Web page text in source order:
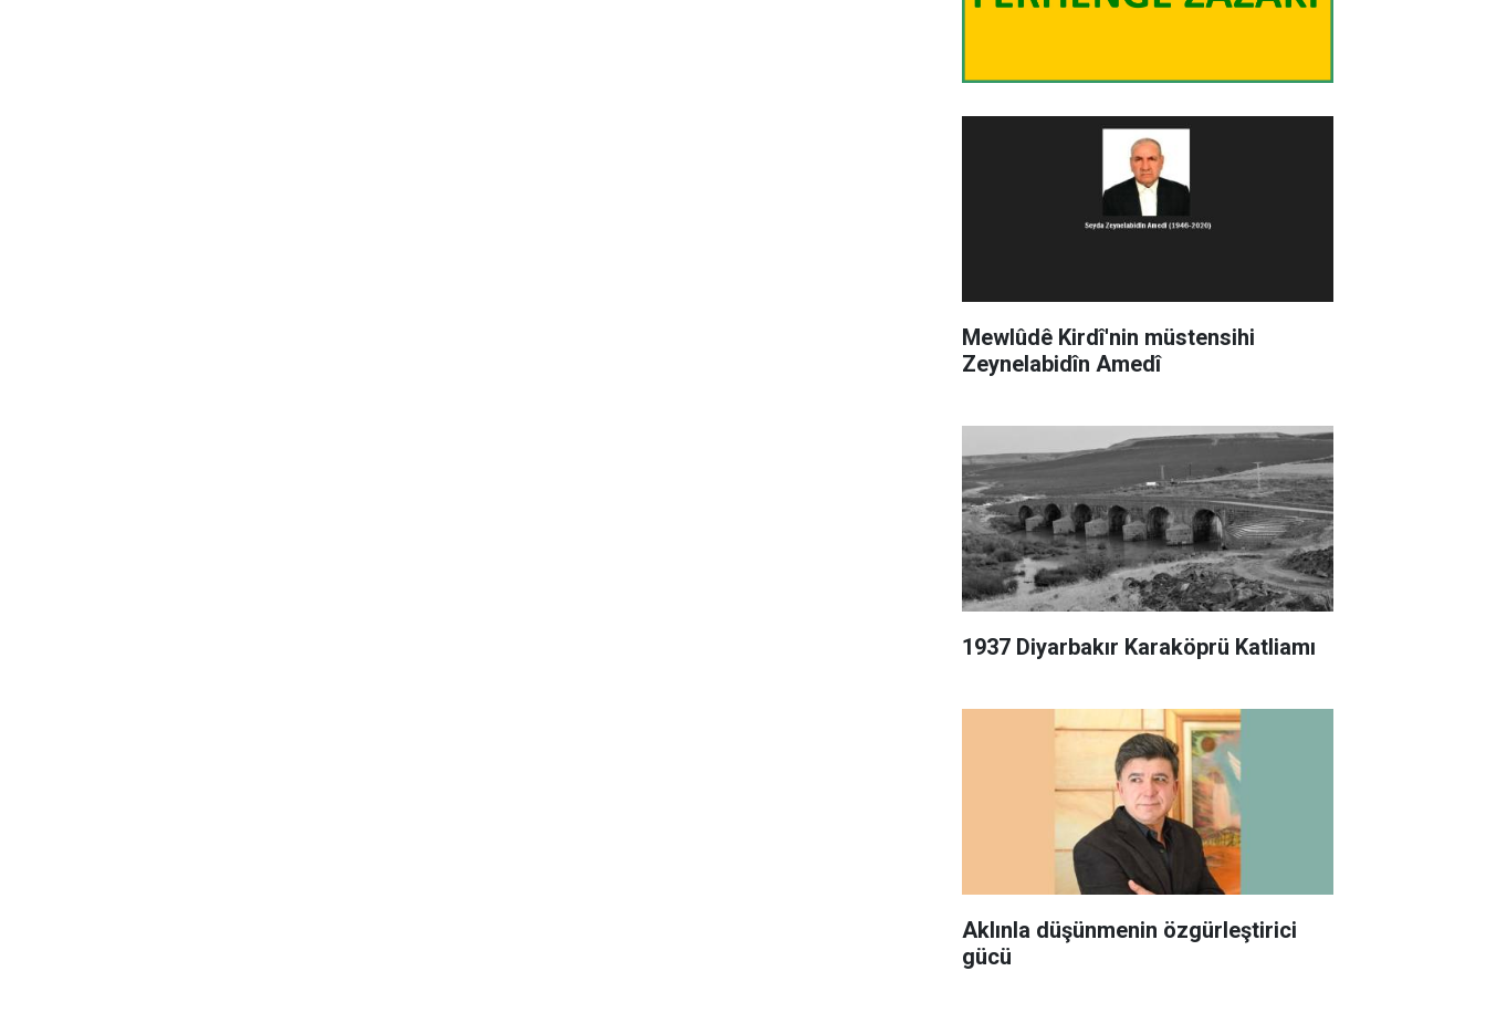
Mewlûdê Kirdî'nin müstensihi
Zeynelabidîn Amedî
1937 Diyarbakır Karaköprü Katliamı
Aklınla düşünmenin özgürleştirici
gücü